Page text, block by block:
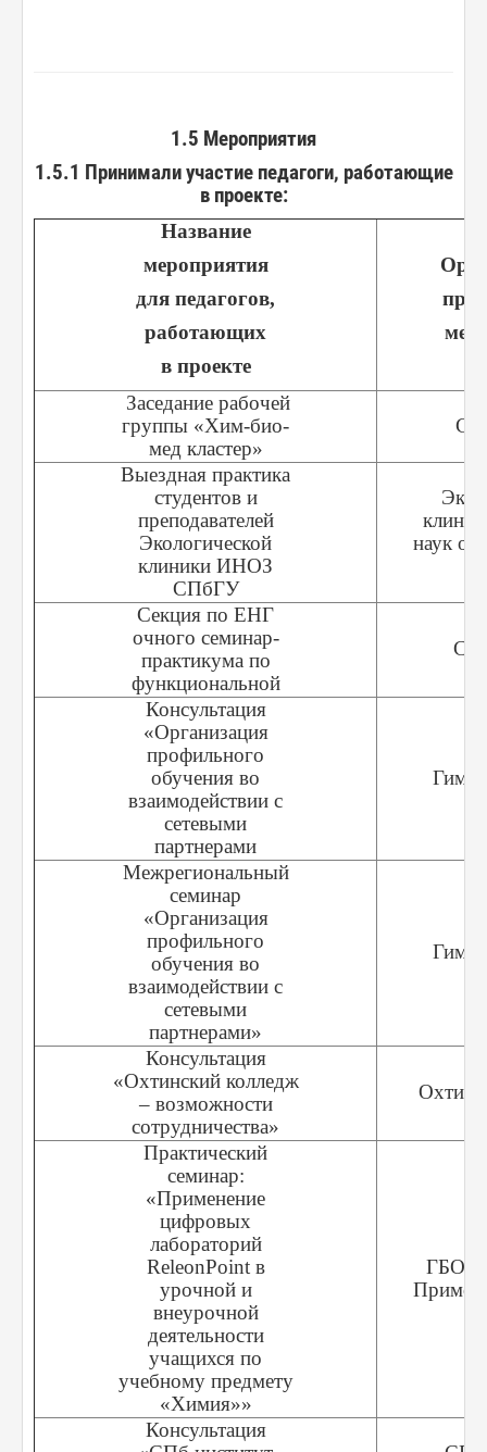
1.5 Мероприятия
1.5.1 Принимали участие педагоги, работающие
в проекте:
Название
мероприятия
для педагогов,
работающих
в проекте
Заседание рабочей
группы «Хим-био-
мед кластер»
Выездная практика
студентов и
преподавателей
Экологической
клиники ИНОЗ
СПбГУ
наук о
Секция по ЕНГ
очного семинар-
практикума по
функциональной
Консультация
«Организация
профильного
обучения во
взаимодействии с
сетевыми
партнерами
Межрегиональный
семинар
«Организация
профильного
обучения во
взаимодействии с
сетевыми
партнерами»
Консультация
«Охтинский колледж
– возможности
сотрудничества»
Практический
семинар:
«Применение
цифровых
лабораторий
ReleonPoint в
урочной и
внеурочной
деятельности
учащихся по
учебному предмету
«Химия»»
ГБОУ
Консультация